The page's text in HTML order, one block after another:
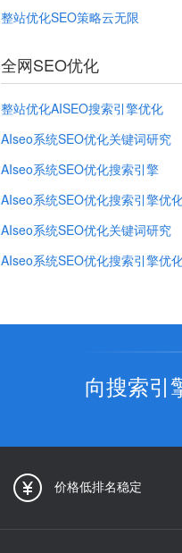
整站优化SEO策略云无限
全网SEO优化
整站优化AISEO搜索引擎优化
AIseo系统SEO优化关键词研究
AIseo系统SEO优化搜索引擎
AIseo系统SEO优化搜索引擎优
AIseo系统SEO优化关键词研究
AIseo系统SEO优化搜索引擎优
向搜索引
价格低排名稳定